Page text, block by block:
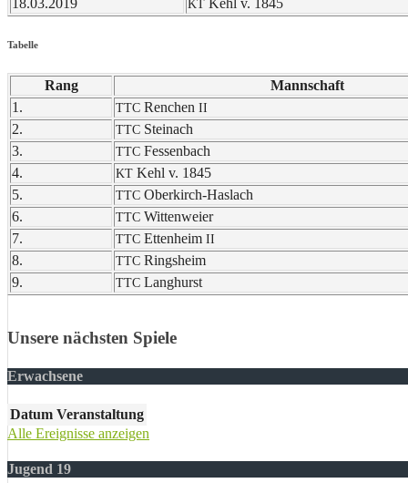
KT
Tabelle
Rang Mann­schaft
1.
TTC Renchen II
2.
TTC Stein­ach
3.
TTC Fessen­bach
4.
KT Kehl v. 1845
5.
TTC Ober­kirch-Haslach
6.
TTC Witten­wei­er
7.
TTC Etten­heim II
8.
TTC Rings­heim
9.
TTC Lang­hurst
Unsere nächsten Spiele
Erwachsene
Datum Veranstaltung
Alle Ereignisse anzeigen
Jugend 19